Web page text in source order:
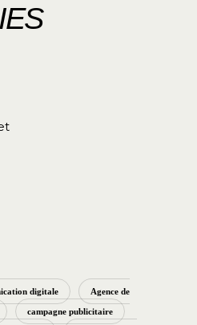
digitale Agence de
campagne publicitaire